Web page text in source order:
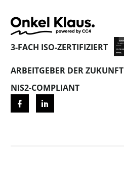
3-FACH ISO-ZERTIFIZIERT
ARBEITGEBER DER ZUKUNFT
NIS2-COMPLIANT